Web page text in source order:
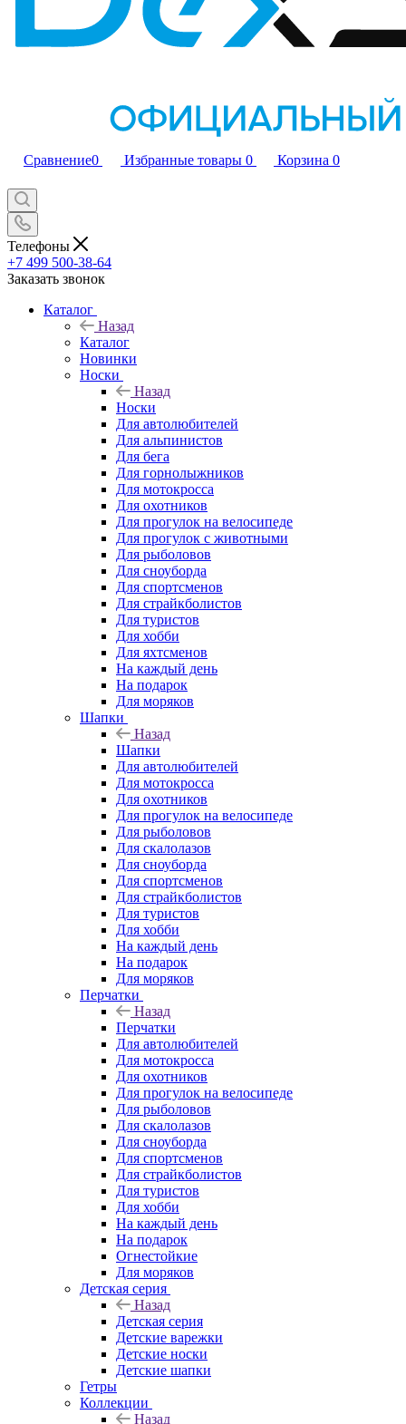
Сравнение0 Избранные товары 0 Корзина 0
Телефоны
+7 499 500-38-64
Заказать звонок
Каталог
Назад
Каталог
Новинки
Носки
Назад
Носки
Для автолюбителей
Для альпинистов
Для бега
Для горнолыжников
Для мотокросса
Для охотников
Для прогулок на велосипеде
Для прогулок с животными
Для рыболовов
Для сноуборда
Для спортсменов
Для страйкболистов
Для туристов
Для хобби
Для яхтсменов
На каждый день
На подарок
Для моряков
Шапки
Назад
Шапки
Для автолюбителей
Для мотокросса
Для охотников
Для прогулок на велосипеде
Для рыболовов
Для скалолазов
Для сноуборда
Для спортсменов
Для страйкболистов
Для туристов
Для хобби
На каждый день
На подарок
Для моряков
Перчатки
Назад
Перчатки
Для автолюбителей
Для мотокросса
Для охотников
Для прогулок на велосипеде
Для рыболовов
Для скалолазов
Для сноуборда
Для спортсменов
Для страйкболистов
Для туристов
Для хобби
На каждый день
На подарок
Огнестойкие
Для моряков
Детская серия
Назад
Детская серия
Детские варежки
Детские носки
Детские шапки
Гетры
Коллекции
Назад